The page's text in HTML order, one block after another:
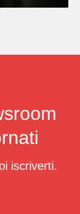
iscriverti.